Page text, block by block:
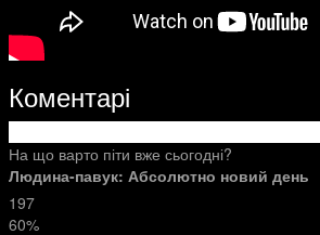
Коментарі
На що варто піти вже сьогодні?
Людина-павук: Абсолютно новий день
197
60%